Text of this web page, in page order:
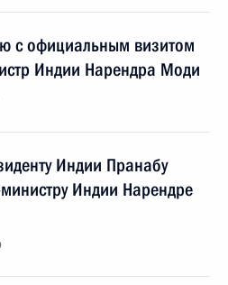
с официальным визитом
Индии Нарендра Моди
Индии Пранабу
Индии Нарендре